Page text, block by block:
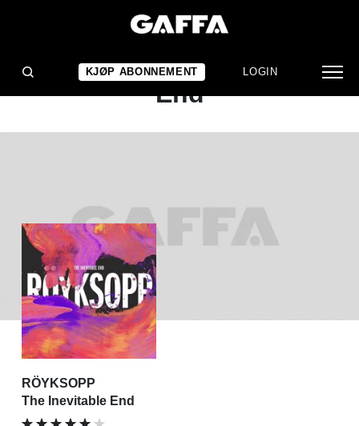
KJØP ABONNEMENT LOGIN
ALBUMANMELDELSE
Röyksopp: The Inevitable
End
RÖYKSOPP
The Inevitable End